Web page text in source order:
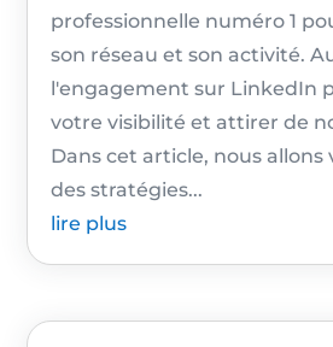
professionnelle numéro 1
son réseau et son activité.
l'engagement sur LinkedIn
votre visibilité et attirer de
Dans cet article, nous allons
des stratégies...
lire plus